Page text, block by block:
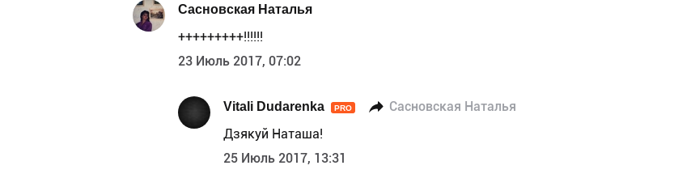
Сасновская Наталья
+++++++++!!!!!!
23 Июль 2017, 07:02
Vitali Dudarenka PRO Сасновская Наталья
Дзякуй Наташа!
25 Июль 2017, 13:31